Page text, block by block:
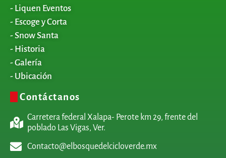
- Liquen Eventos
- Escoge y Corta
- Snow Santa
- Historia
- Galería
- Ubicación
Contáctanos
Carretera federal Xalapa- Perote km 29, frente del
poblado Las Vigas, Ver.
Contacto@elbosquedelcicloverde.mx